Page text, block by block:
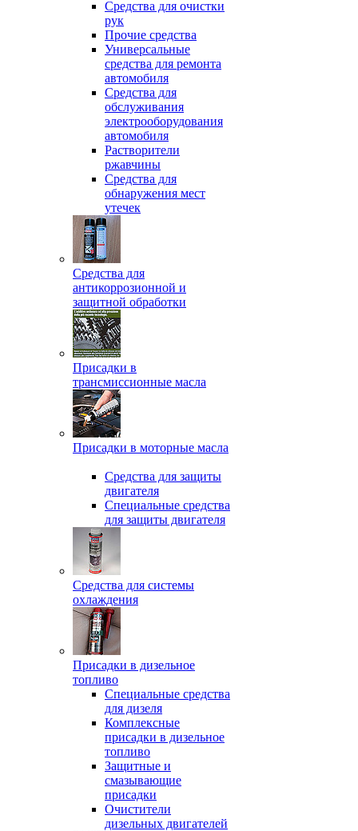
Средства для очистки
рук
Прочие средства
Универсальные
средства для ремонта
автомобиля
Средства для
обслуживания
электрооборудования
автомобиля
Растворители
ржавчины
Средства для
обнаружения мест
утечек
Средства для
антикоррозионной и
защитной обработки
Присадки в
трансмиссионные масла
Присадки в моторные масла
Средства для защиты
двигателя
Специальныe средства
для защиты двигателя
Средства для системы
охлаждения
Присадки в дизельное
топливо
Спeциальные средства
для дизеля
Комплексные
присадки в дизельное
топливо
Защитные и
смазывающие
присадки
Очистители
дизельных двигателей